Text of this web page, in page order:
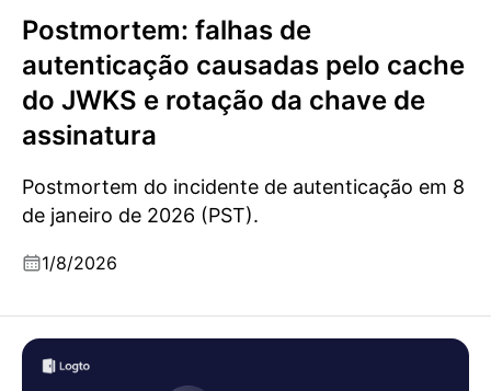
Postmortem: falhas de
autenticação causadas pelo cache
do JWKS e rotação da chave de
assinatura
Postmortem do incidente de autenticação em 8
de janeiro de 2026 (PST).
1/8/2026
Top 7 melhores fornecedores de autenticação e
compatíveis com agentes em 2026